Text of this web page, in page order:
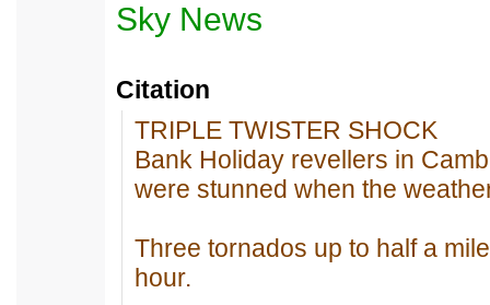
Sky News
Citation
TRIPLE TWISTER SHOCK
Bank Holiday revellers in
were stunned when the
Three tornados up to half a
hour.